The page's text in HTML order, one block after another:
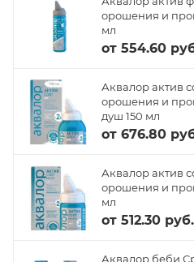
орошения и
мл
от 554.60
Аквалор актив
орошения и
душ 150 мл
от 676.80
Аквалор актив
орошения и
мл
от 512.30 руб.
Аквалор беби